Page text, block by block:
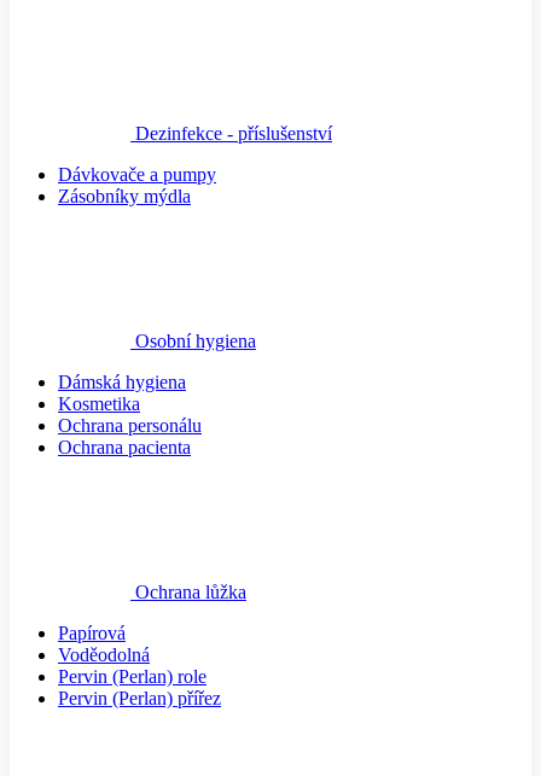
Dezinfekce - příslušenství
Dávkovače a pumpy
Zásobníky mýdla
Osobní hygiena
Dámská hygiena
Kosmetika
Ochrana personálu
Ochrana pacienta
Ochrana lůžka
Papírová
Voděodolná
Pervin (Perlan) role
Pervin (Perlan) přířez